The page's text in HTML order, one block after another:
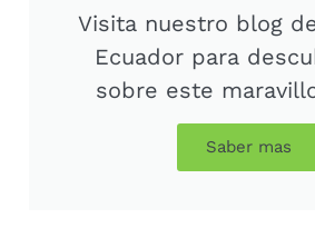
Visita nuestro blog
Ecuador para
sobre este
Saber mas